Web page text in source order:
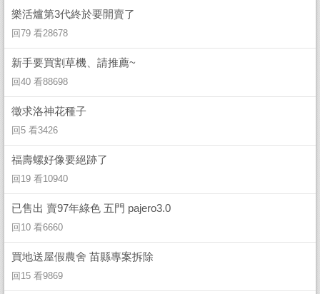
樂活爐第3代終於要開賣了
回79 看28678
新手要買割草機、請推薦~
回40 看88698
徵求洛神花種子
回5 看3426
福壽螺好像要絕跡了
回19 看10940
已售出 賣97年綠色 五門 pajero3.0
回10 看6660
買地送屋假農舍 苗縣專案拆除
回15 看9869